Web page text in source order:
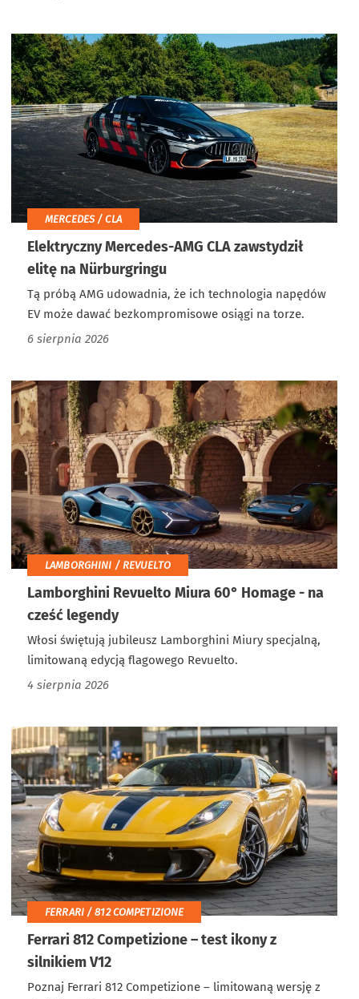
MERCEDES / CLA
Elektryczny Mercedes-AMG CLA zawstydził
elitę na Nürburgringu
Tą próbą AMG udowadnia, że ich technologia napędów
EV może dawać bezkompromisowe osiągi na torze.
6 sierpnia 2026
LAMBORGHINI / REVUELTO
Lamborghini Revuelto Miura 60° Homage - na
cześć legendy
Włosi świętują jubileusz Lamborghini Miury specjalną,
limitowaną edycją flagowego Revuelto.
4 sierpnia 2026
FERRARI / 812 COMPETIZIONE
Ferrari 812 Competizione – test ikony z
silnikiem V12
Poznaj Ferrari 812 Competizione – limitowaną wersję z